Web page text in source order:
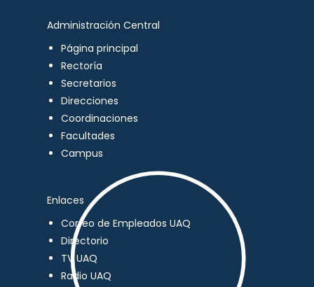
Administración Central
Página principal
Rectoría
Secretarios
Direcciones
Coordinaciones
Facultades
Campus
Enlaces
Correo de Empleados UAQ
Directorio
TV UAQ
Radio UAQ